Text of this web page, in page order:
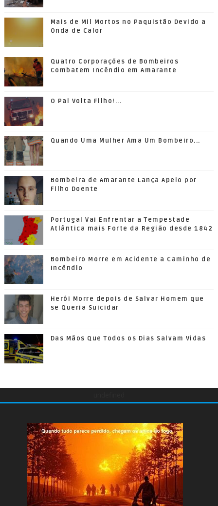
Mais de Mil Mortos no Paquistão Devido a
Onda de Calor
Quatro Corporações de Bombeiros
Combatem Incêndio em Amarante
O Pai Volta Filho!...
Quando Uma Mulher Ama Um Bombeiro...
Bombeira de Amarante Lança Apelo por
Filho Doente
Portugal Vai Enfrentar a Tempestade
Atlântica mais Forte da Região desde 1842
Bombeiro Morre em Acidente a Caminho de
Incêndio
Herói Morre depois de Salvar Homem que
se Queria Suicidar
Das Mãos Que Todos os Dias Salvam Vidas